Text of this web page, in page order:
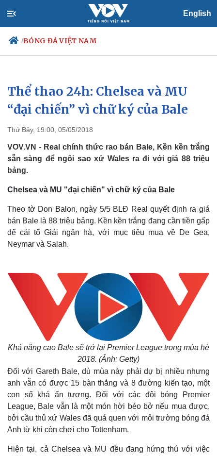
English
/BÓNG ĐÁ VIỆT NAM
Chính trị
Đảng
Tổ chức nhân sự
Nhận diện sự thật
Xã hội
Tin 24h
Dự báo thời tiết
Việc làm
Biển đảo
Thể thao 24h: Chelsea và MU
“đại chiến” vì chữ ký của Bale
Thứ Bảy, 19:00, 05/05/2018
VOV.VN - Real chính thức rao bán Bale, Kền kền trắng
sẵn sàng để ngôi sao xứ Wales ra đi với giá 88 triệu
bảng.
Chelsea và MU "đại chiến" vì chữ ký của Bale
Theo tờ Don Balon, ngày 5/5 BLĐ Real quyết định ra giá
bán Bale là 88 triệu bảng. Kền kền trắng đang cần tiền gấp
để cải tổ Giải ngân hà, với mục tiêu mua về De Gea,
Neymar và Salah.
Khả năng cao Bale sẽ trở lại Premier League trong mùa hè
2018. (Ảnh: Getty)
Đối với Gareth Bale, dù mùa này phải dự bị nhiều nhưng
anh vẫn có được 15 bàn thắng và 8 đường kiến tạo, một
con số khá ấn tượng. Đối với các đội bóng Premier
League, Bale vẫn là một món hời béo bở nếu mua được,
bởi cầu thủ xứ Wales đã quá quen với môi trường bóng đá
Anh từ khi còn chơi cho Tottenham.
Hiện tại, cả Chelsea và MU đều đang hứng thú với việc